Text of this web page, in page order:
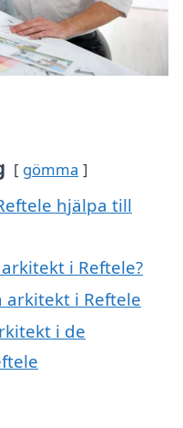
gömma
hjälpa till
i Reftele?
arkitekt i Reftele
i de